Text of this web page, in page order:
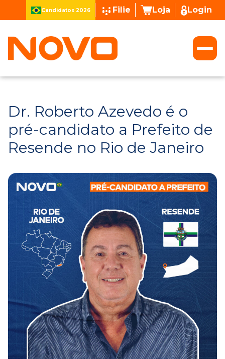
Candidatos 2026 Filie Loja Login
Dr. Roberto Azevedo é o
pré-candidato a Prefeito de
Resende no Rio de Janeiro